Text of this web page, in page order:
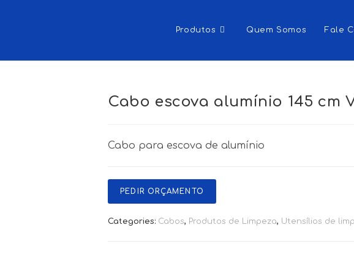
Produtos Quem Somos Fale
Cabo escova alumínio 145 cm
Cabo para escova de alumínio
PEDIR ORÇAMENTO
Categories: Cabos, Produtos de Limpeza, Utensílios de